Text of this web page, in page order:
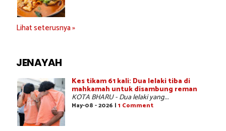
Lihat seterusnya »
JENAYAH
Kes tikam 61 kali: Dua lelaki tiba di
mahkamah untuk disambung reman
KOTA BHARU - Dua lelaki yang...
May-08 - 2026 | 1 Comment